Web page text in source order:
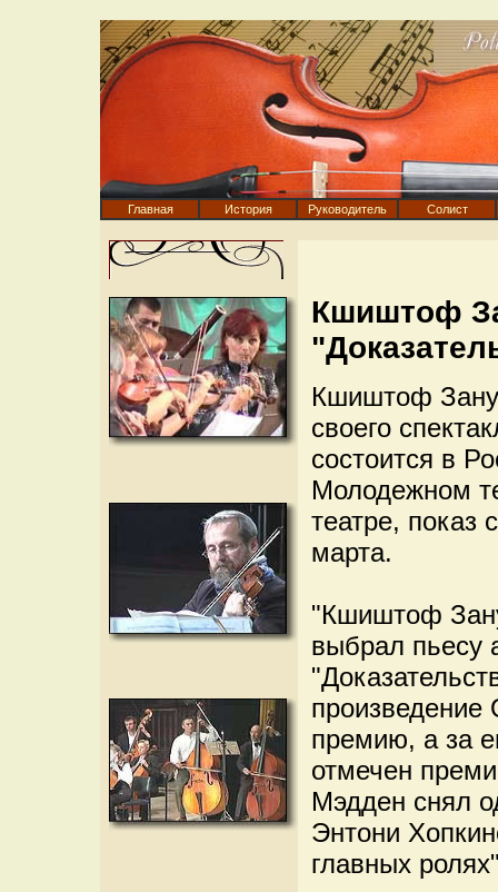
Главная История Руководитель Солист
Кшиштоф
Кшиштоф
своего
состоится в
Молодежном
театре, показ
марта.
"Кшиштоф
выбрал пьесу
произведение
премию, а за
отмечен
Мэдден снял
Энтони
главных